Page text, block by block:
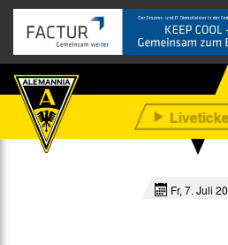
Fr, 7. Juli